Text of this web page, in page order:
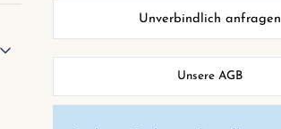
Unverbindlich anfragen
Unsere AGB